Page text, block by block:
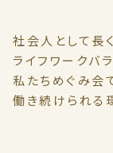
社会人として長
ライフワークバ
私たちめぐみ会
働き続けられる